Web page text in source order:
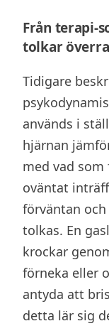
Från terapi-
tolkar
Tidigare
används i
hjärnan
med vad
oväntat
förväntan
tolkas. En
krockar
förneka eller
antyda att
detta lär sig